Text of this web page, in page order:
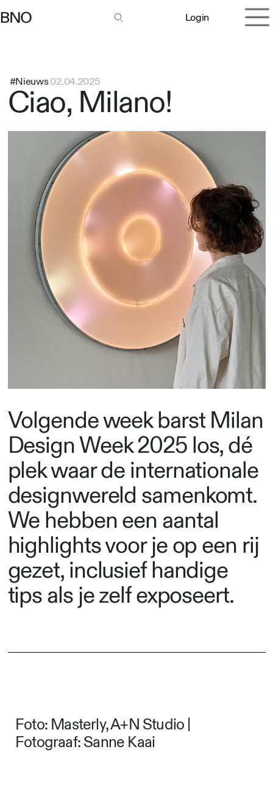
Login
#Nieuws02.04.2025
Ciao, Milano!
Volgende week barst Milan
Design Week 2025 los, dé
plek waar de internationale
designwereld samenkomt.
We hebben een aantal
highlights voor je op een rij
gezet, inclusief handige
tips als je zelf exposeert.
Foto: Masterly, A+N Studio |
Fotograaf: Sanne Kaai